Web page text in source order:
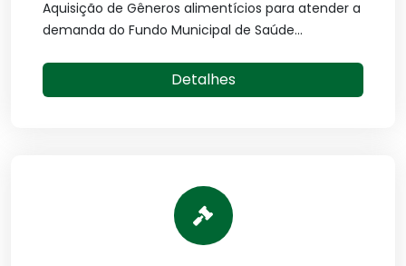
Aquisição de Gêneros alimentícios para atender a
demanda do Fundo Municipal de Saúde...
Detalhes